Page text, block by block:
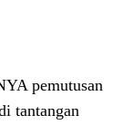
pemutusan
tantangan